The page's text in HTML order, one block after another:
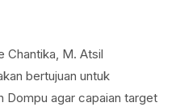
Chantika, M. Atsil
bertujuan untuk
Dompu agar capaian target